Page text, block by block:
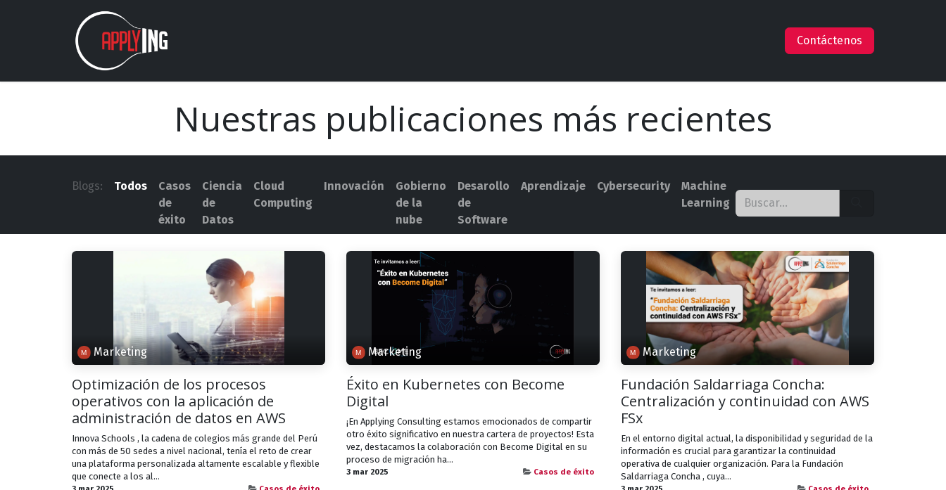
Claude en AWSContáctenos
Nuestras publicaciones más recientes
Blogs: Todos
Casos
de
éxito
Ciencia
de
Datos
Cloud
Computing
Innovación
Gobierno
de la
nube
Desarollo
de
Software
Aprendizaje Cybersecurity
Machine
Learning
Marketing
Optimización de los procesos
operativos con la aplicación de
administración de datos en AWS
Innova Schools , la cadena de colegios más grande del Perú
con más de 50 sedes a nivel nacional, tenía el reto de crear
una plataforma personalizada altamente escalable y flexible
que conecte a los al...
Marketing
Éxito en Kubernetes con Become
Digital
¡En Applying Consulting estamos emocionados de compartir
otro éxito significativo en nuestra cartera de proyectos! Esta
vez, destacamos la colaboración con Become Digital en su
proceso de migración ha...
3 mar 2025 Casos de éxito
Marketing
Fundación Saldarriaga Concha:
Centralización y continuidad con AWS
FSx
En el entorno digital actual, la disponibilidad y seguridad de la
información es crucial para garantizar la continuidad
operativa de cualquier organización. Para la Fundación
Saldarriaga Concha , cuya...